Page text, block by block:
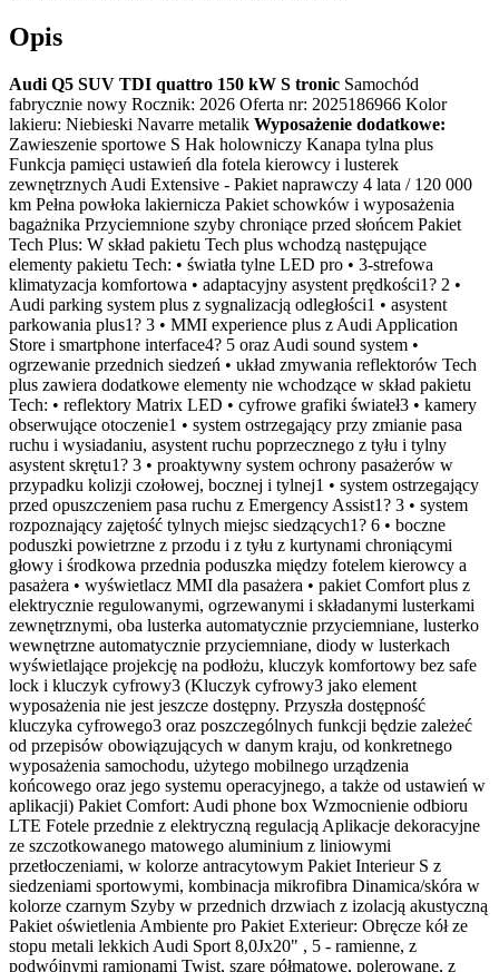
Opis
Audi Q5 SUV TDI quattro 150 kW S tronic Samochód
fabrycznie nowy Rocznik: 2026 Oferta nr: 2025186966 Kolor
lakieru: Niebieski Navarre metalik Wyposażenie dodatkowe:
Zawieszenie sportowe S Hak holowniczy Kanapa tylna plus
Funkcja pamięci ustawień dla fotela kierowcy i lusterek
zewnętrznych Audi Extensive - Pakiet naprawczy 4 lata / 120 000
km Pełna powłoka lakiernicza Pakiet schowków i wyposażenia
bagażnika Przyciemnione szyby chroniące przed słońcem Pakiet
Tech Plus: W skład pakietu Tech plus wchodzą następujące
elementy pakietu Tech: • światła tylne LED pro • 3-strefowa
klimatyzacja komfortowa • adaptacyjny asystent prędkości1? 2 •
Audi parking system plus z sygnalizacją odległości1 • asystent
parkowania plus1? 3 • MMI experience plus z Audi Application
Store i smartphone interface4? 5 oraz Audi sound system •
ogrzewanie przednich siedzeń • układ zmywania reflektorów Tech
plus zawiera dodatkowe elementy nie wchodzące w skład pakietu
Tech: • reflektory Matrix LED • cyfrowe grafiki świateł3 • kamery
obserwujące otoczenie1 • system ostrzegający przy zmianie pasa
ruchu i wysiadaniu, asystent ruchu poprzecznego z tyłu i tylny
asystent skrętu1? 3 • proaktywny system ochrony pasażerów w
przypadku kolizji czołowej, bocznej i tylnej1 • system ostrzegający
przed opuszczeniem pasa ruchu z Emergency Assist1? 3 • system
rozpoznający zajętość tylnych miejsc siedzących1? 6 • boczne
poduszki powietrzne z przodu i z tyłu z kurtynami chroniącymi
głowy i środkowa przednia poduszka między fotelem kierowcy a
pasażera • wyświetlacz MMI dla pasażera • pakiet Comfort plus z
elektrycznie regulowanymi, ogrzewanymi i składanymi lusterkami
zewnętrznymi, oba lusterka automatycznie przyciemniane, lusterko
wewnętrzne automatycznie przyciemniane, diody w lusterkach
wyświetlające projekcję na podłożu, kluczyk komfortowy bez safe
lock i kluczyk cyfrowy3 (Kluczyk cyfrowy3 jako element
wyposażenia nie jest jeszcze dostępny. Przyszła dostępność
kluczyka cyfrowego3 oraz poszczególnych funkcji będzie zależeć
od przepisów obowiązujących w danym kraju, od konkretnego
wyposażenia samochodu, użytego mobilnego urządzenia
końcowego oraz jego systemu operacyjnego, a także od ustawień w
aplikacji) Pakiet Comfort: Audi phone box Wzmocnienie odbioru
LTE Fotele przednie z elektryczną regulacją Aplikacje dekoracyjne
ze szczotkowanego matowego aluminium z liniowymi
przetłoczeniami, w kolorze antracytowym Pakiet Interieur S z
siedzeniami sportowymi, kombinacja mikrofibra Dinamica/skóra w
kolorze czarnym Szyby w przednich drzwiach z izolacją akustyczną
Pakiet oświetlenia Ambiente pro Pakiet Exterieur: Obręcze kół ze
stopu metali lekkich Audi Sport 8,0Jx20" , 5 - ramienne, z
podwójnymi ramionami Twist, szare półmatowe, polerowane, z